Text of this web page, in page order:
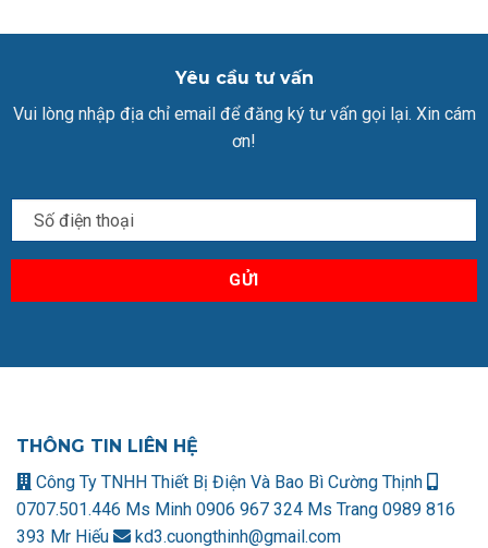
Yêu cầu tư vấn
Vui lòng nhập địa chỉ email để đăng ký tư vấn gọi lại. Xin cám
ơn!
THÔNG TIN LIÊN HỆ
Công Ty TNHH Thiết Bị Điện Và Bao Bì Cường Thịnh
0707.501.446 Ms Minh 0906 967 324 Ms Trang 0989 816
393 Mr Hiếu
kd3.cuongthinh@gmail.com